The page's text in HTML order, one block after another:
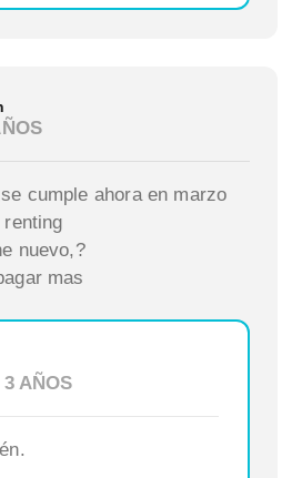
cumple ahora en marzo
nuevo,?
mas
AÑOS